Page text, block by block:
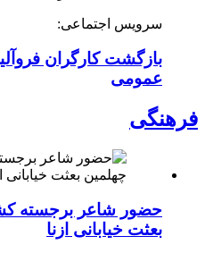
سرویس اجتماعی:
بازگشت کارگران
عمومی
فرهنگی
حضور شاعر برجسته
بعثت خیابانی ازنا